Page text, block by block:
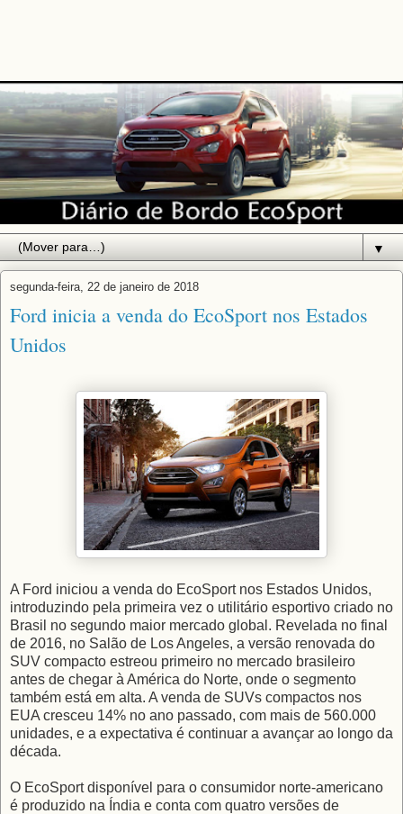
▼
segunda-feira, 22 de janeiro de 2018
Ford inicia a venda do EcoSport nos Estados
Unidos
A Ford iniciou a venda do EcoSport nos Estados Unidos,
introduzindo pela primeira vez o utilitário esportivo criado no
Brasil no segundo maior mercado global. Revelada no final
de 2016, no Salão de Los Angeles, a versão renovada do
SUV compacto estreou primeiro no mercado brasileiro
antes de chegar à América do Norte, onde o segmento
também está em alta. A venda de SUVs compactos nos
EUA cresceu 14% no ano passado, com mais de 560.000
unidades, e a expectativa é continuar a avançar ao longo da
década.
O EcoSport disponível para o consumidor norte-americano
é produzido na Índia e conta com quatro versões de